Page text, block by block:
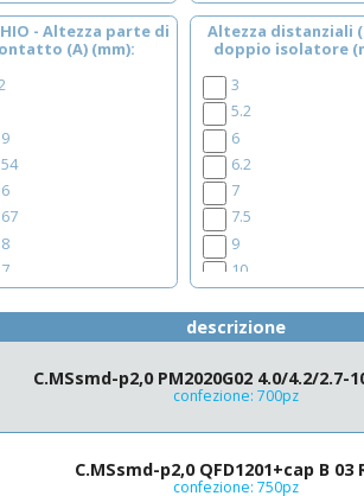
- Altezza parte di
(A) (mm)
Altezza distanziali
doppio isolatore
3
5.2
6
6.2
7
7.5
9
10
12
12.5
14
15
15.24
17
18
descrizione
C.MSsmd-p2,0 PM2020G02 4.0/4.2/2.7-
confezione: 700pz
C.MSsmd-p2,0 QFD1201+cap B 03
confezione: 750pz